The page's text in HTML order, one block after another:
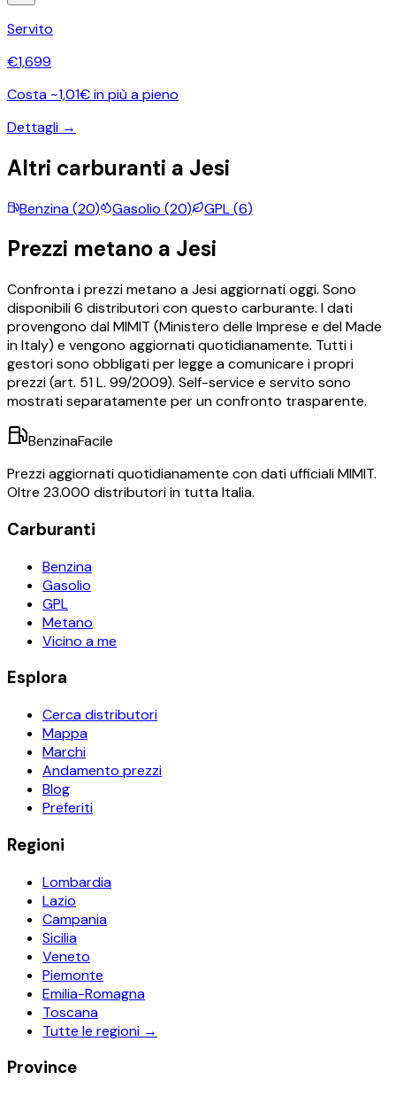
Servito
€1,699
Costa ~1,01€ in più a pieno
Dettagli →
Altri carburanti a Jesi
Benzina(20) Gasolio (20) GPL(6)
Prezzi metano a Jesi
Confronta i prezzimetano aJesiaggiornati oggi. Sono
disponibili6 distributori con questo carburante. I dati
provengono dal MIMIT (Ministero delle Imprese e del Made
in Italy) e vengono aggiornati quotidianamente. Tutti i
gestori sono obbligati per legge a comunicare i propri
prezzi (art. 51 L. 99/2009). Self-service e servito sono
mostrati separatamente per un confronto trasparente.
BenzinaFacile
Prezzi aggiornati quotidianamente con dati ufficiali MIMIT.
Oltre 23.000 distributori in tutta Italia.
Carburanti
Benzina
Gasolio
GPL
Metano
Vicino a me
Esplora
Cerca distributori
Mappa
Marchi
Andamento prezzi
Blog
Preferiti
Regioni
Lombardia
Lazio
Campania
Sicilia
Veneto
Piemonte
Emilia-Romagna
Toscana
Tutte le regioni →
Province